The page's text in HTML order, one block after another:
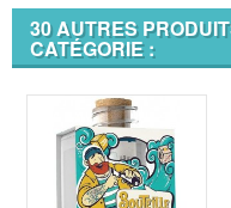
30 AUTRES
CATÉGORIE :